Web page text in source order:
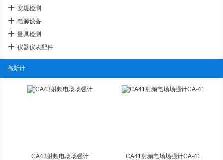
安规检测
电源设备
量具检测
仪器仪表配件
高斯计
CA43射频电场场强计 CA41射频电场场强计CA-41